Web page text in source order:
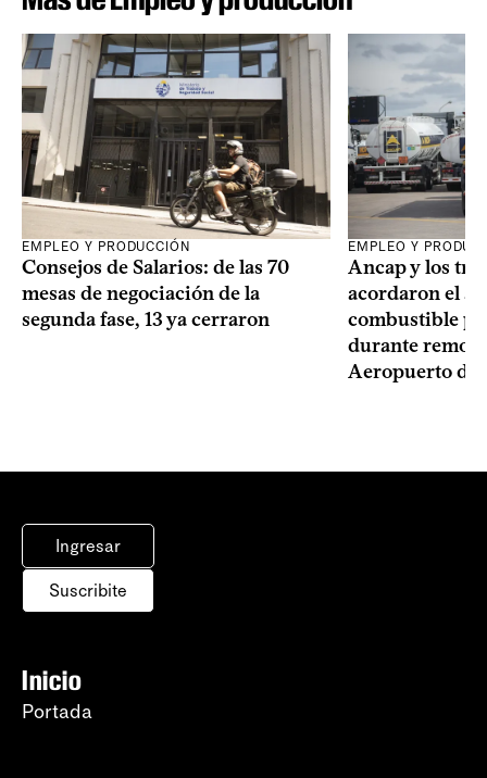
EMPLEO Y PRODUCCIÓN
Consejos de Salarios: de las 70
mesas de negociación de la
segunda fase, 13 ya cerraron
EMPLEO Y
Ancap y los
acordaron el
combustible
durante
Aeropuerto de
Ingresar
Suscribite
Inicio
Portada